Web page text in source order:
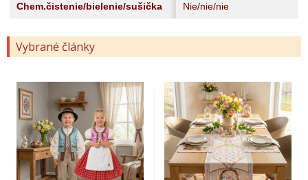
Chem.čistenie/bielenie/sušička Nie/nie/nie
Vybrané články